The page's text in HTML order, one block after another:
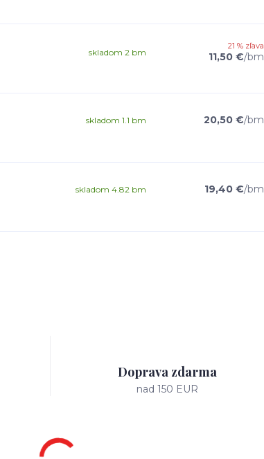
21 % zľava
11,50 €/bm
skladom 2 bm
20,50 €/bm
skladom 1.1 bm
19,40 €/bm
skladom 4.82 bm
Doprava zdarma
nad 150 EUR